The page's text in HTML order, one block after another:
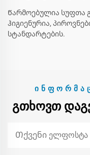
Წარმოებულია სუფთა
ჰიგიენურია,
სტანდარტების.
ᲒᲗᲮᲝᲕᲗ